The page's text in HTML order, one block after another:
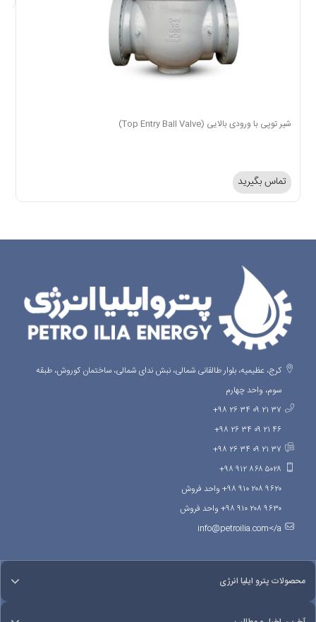
شیر توپی با ورودی بالایی (Top Entry Ball Valve)
تماس بگیرید
کرج، عظیمیه، بلوار طالقانی شمالی، نبش ندای شمالی، ساختمان کوروش، طبقه
سوم، واحد چهارم
۳۷ ۲۱ ۰۹ ۳۴ ۲۶ ۹۸+
۴۶ ۲۱ ۰۹ ۳۴ ۲۶ ۹۸+
۳۷ ۲۱ ۰۹ ۳۴ ۲۶ ۹۸+
۵۰۲۸ ۸۶۸ ۹۱۲ ۹۸+
۹۶۲۰ ۲۰۸ ۹۱۰ ۹۸+ واحد فروش
۹۶۳۰ ۲۰۸ ۹۱۰ ۹۸+ واحد فروش
info@petroilia.com</a
محصولات پترو ایلیا انرژی